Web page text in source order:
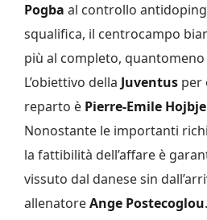
Pogba al controllo
squalifica, il centrocampo
più al completo,
L’obiettivo della Juventus per
reparto è Pierre-Emile
Nonostante le importanti
la fattibilità dell’affare è
vissuto dal danese sin
allenatoreAnge Postecoglou.